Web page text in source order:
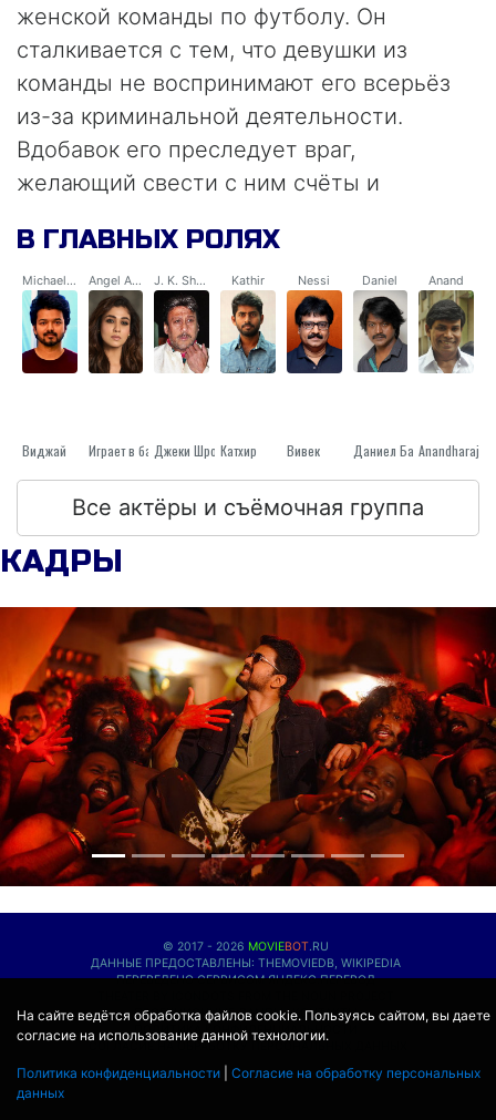
На сайте ведётся обработка файлов cookie. Пользуясь сайтом, вы даете
согласие на использование данной технологии.
Политика конфиденциальности
Согласие на обработку персональных
данных
женской команды по футболу. Он
сталкивается с тем, что девушки из
команды не воспринимают его всерьёз
из-за криминальной деятельности.
Вдобавок его преследует враг,
желающий свести с ним счёты и
В ГЛАВНЫХ РОЛЯХ
Michael 'Bigil' Rayappan / Rayappan
Виджай
Angel Aasirvatham
Играет в баскетбол
J. K. Sharma
Джеки Шрофф
Kathir
Катхир
Nessi
Вивек
Daniel
Даниел Балаjи
Anand
Anandharaj
Все актёры и съёмочная группа
КАДРЫ
© 2017 - 2026 MOVIEBOT.RU
ДАННЫЕ ПРЕДОСТАВЛЕНЫ: THEMOVIEDB, WIKIPEDIA
ПЕРЕВЕДЕНО СЕРВИСОМЯНДЕКС.ПЕРЕВОД
ПРОЕКЦИОННЫЕ ЛАМПЫ
КОНТАКТЫ
ПОЛИТИКА КОНФИДЕНЦИАЛЬНОСТИ
СОГЛАСИЕ НА ОБРАБОТКУ ПЕРСОНАЛЬНЫХ ДАННЫХ